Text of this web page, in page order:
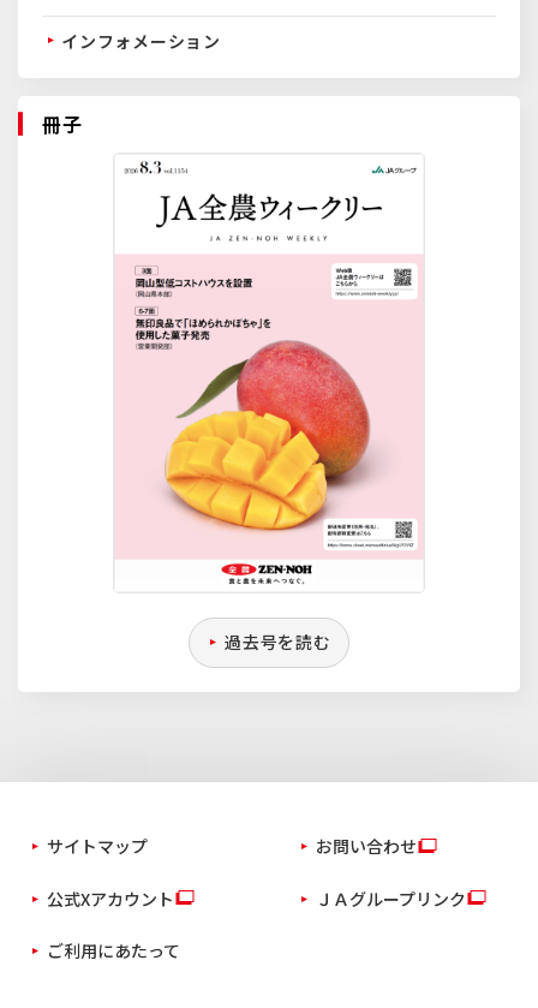
インフォメーション
冊子
過去号を読む
サイトマップ お問い合わせ
公式Xアカウント ＪＡグループリンク
ご利用にあたって